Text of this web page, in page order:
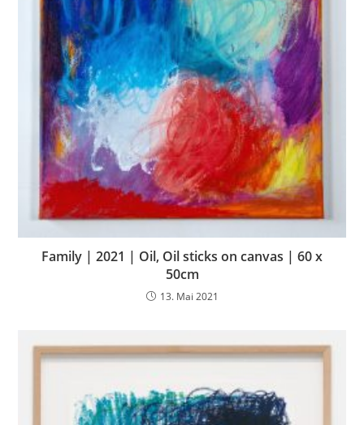
Family | 2021 | Oil, Oil sticks on canvas | 60 x
50cm
13. Mai 2021